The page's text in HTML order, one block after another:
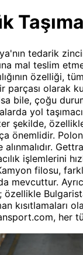
tedarik
mal teslim
özelliği,
parçası olarak
bile, çoğu
yol
şekilde,
önemlidir.
işlemlerini
filosu,
mevcuttur.
özellikle
her